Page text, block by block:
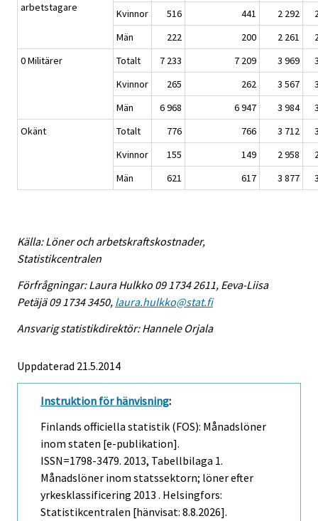
arbetstagare Kvinnor 516 441 2 292
Män
222 200 2 261
0 Militärer
Totalt 7 233 7 209 3 969
Kvinnor
265 262 3 567
Män
6 968 6 947 3 984
Okänt
Totalt 776 766 3 712
Kvinnor
155 149 2 958
Män
621 617 3 877
Källa: Löner och arbetskraftskostnader,
Statistikcentralen
Förfrågningar: Laura Hulkko 09 1734 2611, Eeva-Liisa
Petäjä 09 1734 3450, laura.hulkko@stat.fi
Ansvarig statistikdirektör: Hannele Orjala
Uppdaterad 21.5.2014
Instruktion för hänvisning:
Finlands officiella statistik (FOS): Månadslöner
inom staten [e-publikation].
ISSN=1798-3479. 2013, Tabellbilaga 1.
Månadslöner inom statssektorn; löner efter
yrkesklassificering 2013 . Helsingfors:
Statistikcentralen [hänvisat: 8.8.2026].